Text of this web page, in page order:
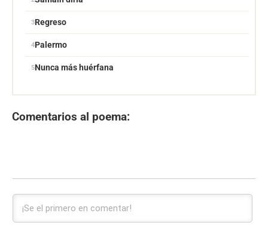
Regreso
Palermo
Nunca más huérfana
Comentarios al poema: